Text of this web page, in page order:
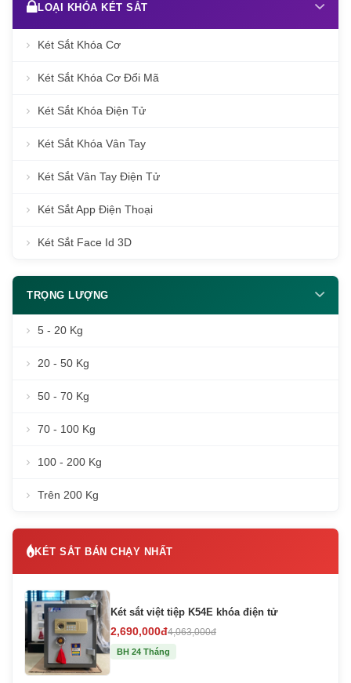
LOẠI KHÓA KÉT SẮT
Két Sắt Khóa Cơ
Két Sắt Khóa Cơ Đổi Mã
Két Sắt Khóa Điện Tử
Két Sắt Khóa Vân Tay
Két Sắt Vân Tay Điện Tử
Két Sắt App Điện Thoại
Két Sắt Face Id 3D
TRỌNG LƯỢNG
5 - 20 Kg
20 - 50 Kg
50 - 70 Kg
70 - 100 Kg
100 - 200 Kg
Trên 200 Kg
KÉT SẮT BÁN CHẠY NHẤT
Két sắt việt tiệp K54E khóa điện tử
2,690,000đ4,063,000đ
BH 24 Tháng